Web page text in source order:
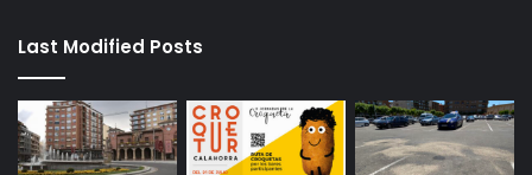
Last Modified Posts